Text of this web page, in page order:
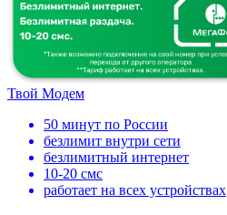
Твой Модем
50 минут по России
безлимит внутри сети
безлимитный интернет
10-20 смс
работает на всех устройствах